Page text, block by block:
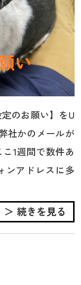
のお願い】をU
社かのメールが
1週間で数件あ
ンアドレスに多
＞ 続きを見る